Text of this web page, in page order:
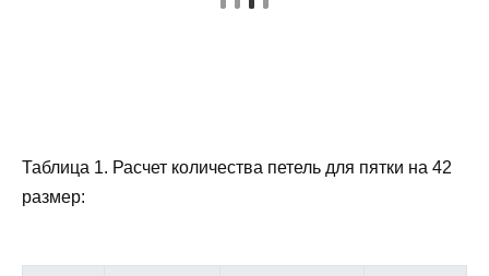
Таблица 1. Расчет количества петель для пятки на 42
размер: